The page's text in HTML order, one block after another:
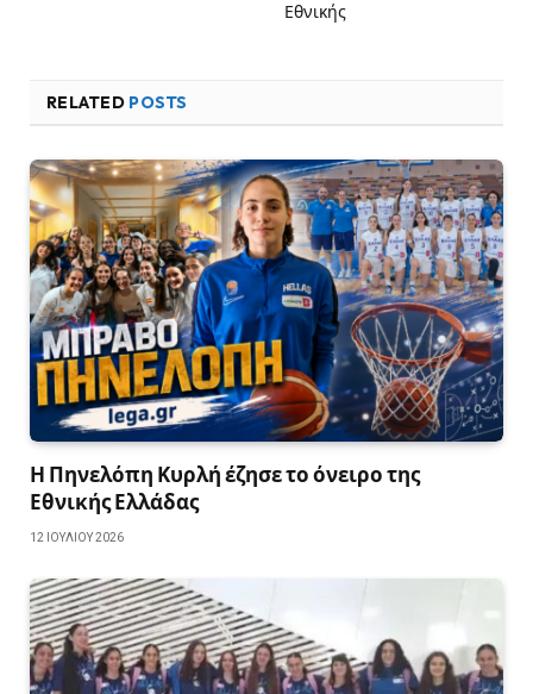
Εθνικής
RELATED POSTS
Η Πηνελόπη Κυρλή έζησε το όνειρο της
Εθνικής Ελλάδας
12 ΙΟΥΛΊΟΥ 2026